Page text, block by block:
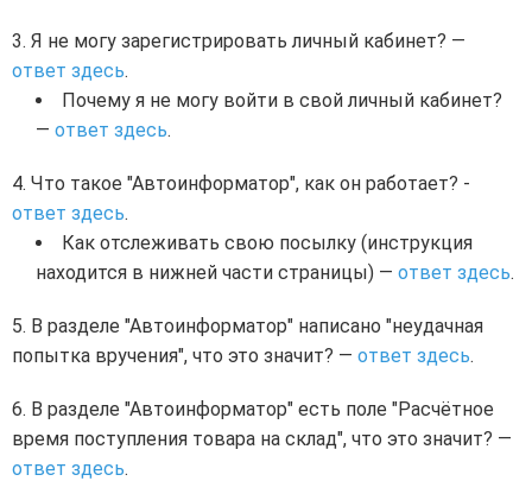
Я не могу зарегистрировать личный кабинет? —
ответ здесь.
Почему я не могу войти в свой личный кабинет?
— ответ здесь.
Что такое "Автоинформатор", как он работает? -
ответ здесь.
Как отслеживать свою посылку (инструкция
находится в нижней части страницы) — ответ здесь.
В разделе "Автоинформатор" написано "неудачная
попытка вручения", что это значит? — ответ здесь.
В разделе "Автоинформатор" есть поле "Расчётное
время поступления товара на склад", что это значит? —
ответ здесь.